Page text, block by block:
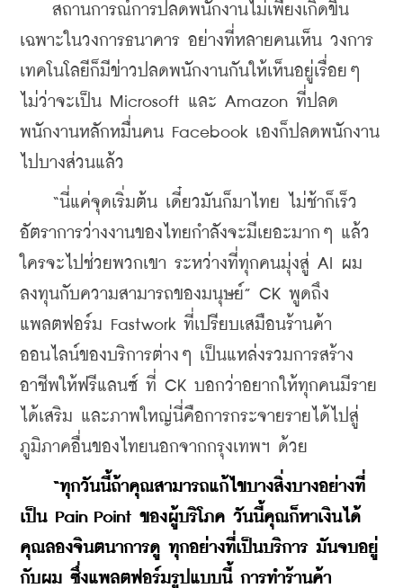
สถานการณ์การปลดพนักงานไม่เพียงเกิดขึ้น
เฉพาะในวงการธนาคาร อย่างที่หลายคนเห็น วงการ
เทคโนโลยีก็มีข่าวปลดพนักงานกันให้เห็นอยู่เรื่อยๆ
ไม่ว่าจะเป็น Microsoft และ Amazon ที่ปลด
พนักงานหลักหมื่นคน Facebook เองก็ปลดพนักงาน
ไปบางส่วนแล้ว
“นี่แค่จุดเริ่มต้น เดี๋ยวมันก็มาไทย ไม่ช้าก็เร็ว
อัตราการว่างงานของไทยกำลังจะมีเยอะมากๆ แล้ว
ใครจะไปช่วยพวกเขา ระหว่างที่ทุกคนมุ่งสู่ AI ผม
ลงทุนกับความสามารถของมนุษย์” CK พูดถึง
แพลตฟอร์ม Fastwork ที่เปรียบเสมือนร้านค้า
ออนไลน์ของบริการต่างๆ เป็นแหล่งรวมการสร้าง
อาชีพให้ฟรีแลนซ์ ที่ CK บอกว่าอยากให้ทุกคนมีราย
ได้เสริม และภาพใหญ่นี่คือการกระจายรายได้ไปสู่
ภูมิภาคอื่นของไทยนอกจากกรุงเทพฯ ด้วย
“ทุกวันนี้ถ้าคุณสามารถแก้ไขบางสิ่งบางอย่างที่
เป็น Pain Point ของผู้บริโภค วันนี้คุณก็หาเงินได้
คุณลองจินตนาการดู ทุกอย่างที่เป็นบริการ มันจบอยู่
กับผม ซึ่งแพลตฟอร์มรูปแบบนี้ การทำร้านค้า